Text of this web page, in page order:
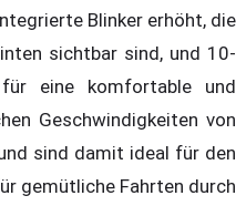
Blinker erhöht, die
sichtbar sind, und 10-
für eine komfortable und
Geschwindigkeiten von
sind damit ideal für den
gemütliche Fahrten durch